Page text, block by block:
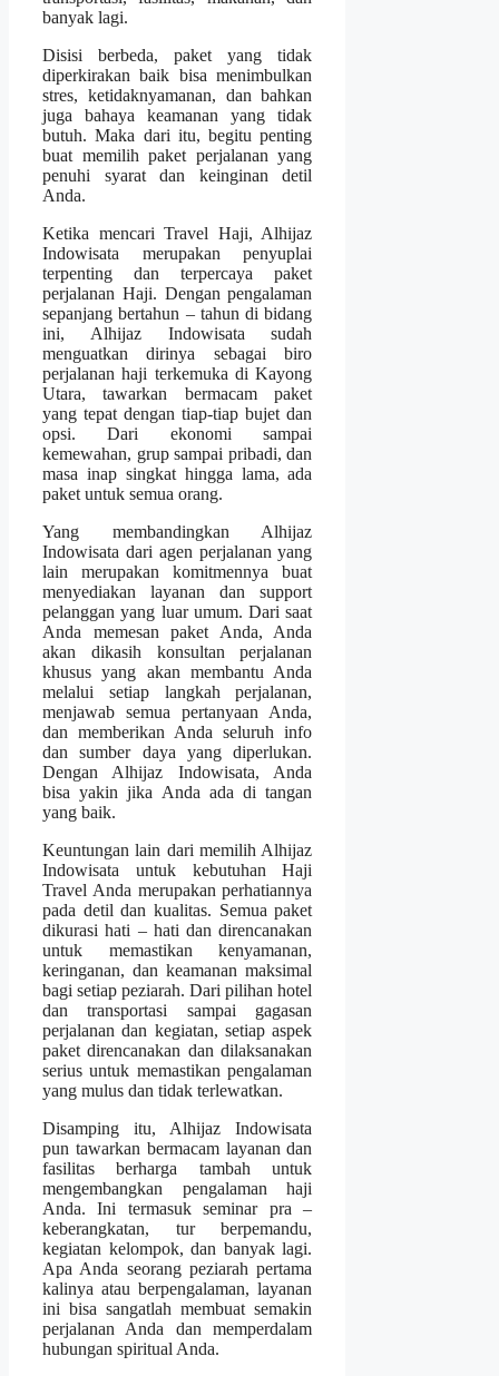
banyak lagi.
Disisi berbeda, paket yang tidak
diperkirakan baik bisa menimbulkan
stres, ketidaknyamanan, dan bahkan
juga bahaya keamanan yang tidak
butuh. Maka dari itu, begitu penting
buat memilih paket perjalanan yang
penuhi syarat dan keinginan detil
Anda.
Ketika mencari Travel Haji, Alhijaz
Indowisata merupakan penyuplai
terpenting dan terpercaya paket
perjalanan Haji. Dengan pengalaman
sepanjang bertahun – tahun di bidang
ini, Alhijaz Indowisata sudah
menguatkan dirinya sebagai biro
perjalanan haji terkemuka di Kayong
Utara, tawarkan bermacam paket
yang tepat dengan tiap-tiap bujet dan
opsi. Dari ekonomi sampai
kemewahan, grup sampai pribadi, dan
masa inap singkat hingga lama, ada
paket untuk semua orang.
Yang membandingkan Alhijaz
Indowisata dari agen perjalanan yang
lain merupakan komitmennya buat
menyediakan layanan dan support
pelanggan yang luar umum. Dari saat
Anda memesan paket Anda, Anda
akan dikasih konsultan perjalanan
khusus yang akan membantu Anda
melalui setiap langkah perjalanan,
menjawab semua pertanyaan Anda,
dan memberikan Anda seluruh info
dan sumber daya yang diperlukan.
Dengan Alhijaz Indowisata, Anda
bisa yakin jika Anda ada di tangan
yang baik.
Keuntungan lain dari memilih Alhijaz
Indowisata untuk kebutuhan Haji
Travel Anda merupakan perhatiannya
pada detil dan kualitas. Semua paket
dikurasi hati – hati dan direncanakan
untuk memastikan kenyamanan,
keringanan, dan keamanan maksimal
bagi setiap peziarah. Dari pilihan hotel
dan transportasi sampai gagasan
perjalanan dan kegiatan, setiap aspek
paket direncanakan dan dilaksanakan
serius untuk memastikan pengalaman
yang mulus dan tidak terlewatkan.
Disamping itu, Alhijaz Indowisata
pun tawarkan bermacam layanan dan
fasilitas berharga tambah untuk
mengembangkan pengalaman haji
Anda. Ini termasuk seminar pra –
keberangkatan, tur berpemandu,
kegiatan kelompok, dan banyak lagi.
Apa Anda seorang peziarah pertama
kalinya atau berpengalaman, layanan
ini bisa sangatlah membuat semakin
perjalanan Anda dan memperdalam
hubungan spiritual Anda.